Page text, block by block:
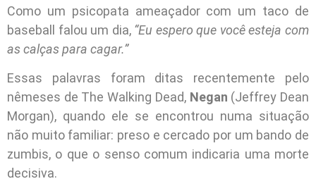
Como um psicopata ameaçador com um taco de
baseball falou um dia, “Eu espero que você esteja com
as calças para cagar.”
Essas palavras foram ditas recentemente pelo
nêmeses de The Walking Dead, Negan (Jeffrey Dean
Morgan), quando ele se encontrou numa situação
não muito familiar: preso e cercado por um bando de
zumbis, o que o senso comum indicaria uma morte
decisiva.